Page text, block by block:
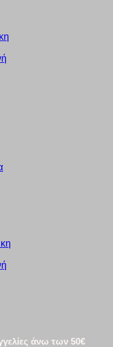
άνω των 50€